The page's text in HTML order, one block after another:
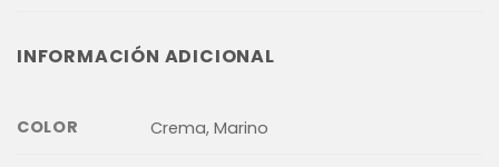
INFORMACIÓN ADICIONAL
COLOR Crema, Marino